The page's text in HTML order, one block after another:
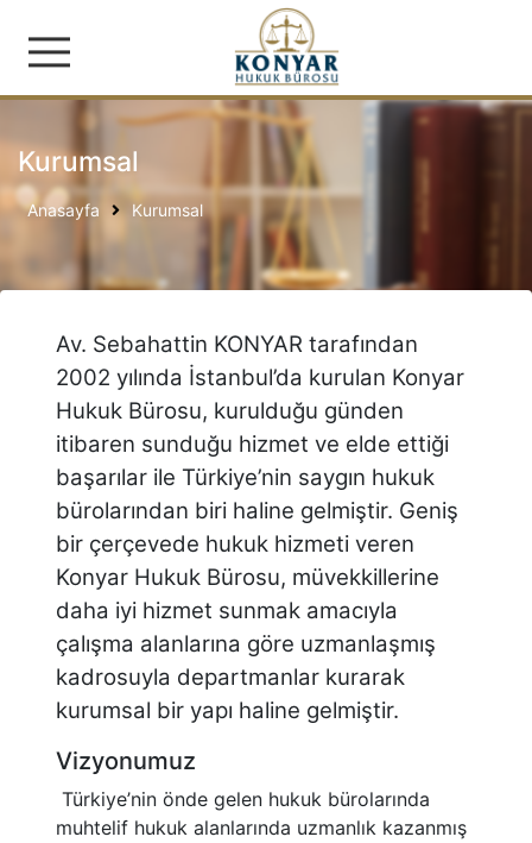
Konyar Hukuk Bürosu |
Kurumsal
Anasayfa Kurumsal
Av. Sebahattin KONYAR tarafından
2002 yılında İstanbul’da kurulan Konyar
Hukuk Bürosu, kurulduğu günden
itibaren sunduğu hizmet ve elde ettiği
başarılar ile Türkiye’nin saygın hukuk
bürolarından biri haline gelmiştir. Geniş
bir çerçevede hukuk hizmeti veren
Konyar Hukuk Bürosu, müvekkillerine
daha iyi hizmet sunmak amacıyla
çalışma alanlarına göre uzmanlaşmış
kadrosuyla departmanlar kurarak
kurumsal bir yapı haline gelmiştir.
Vizyonumuz
Türkiye’nin önde gelen hukuk bürolarında
muhtelif hukuk alanlarında uzmanlık kazanmış